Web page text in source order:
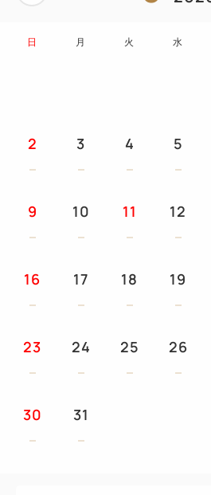
日 月 火 水
2 3 4 5
9 10 11 12
16 17 18 19
23 24 25 26
30 31